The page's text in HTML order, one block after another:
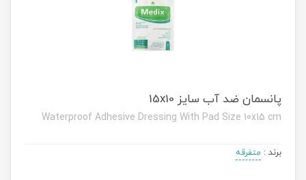
پانسمان ضد آب سایز 15x10
Waterproof Adhesive Dressing With Pad Size 10x15 cm
برند : متفرقه